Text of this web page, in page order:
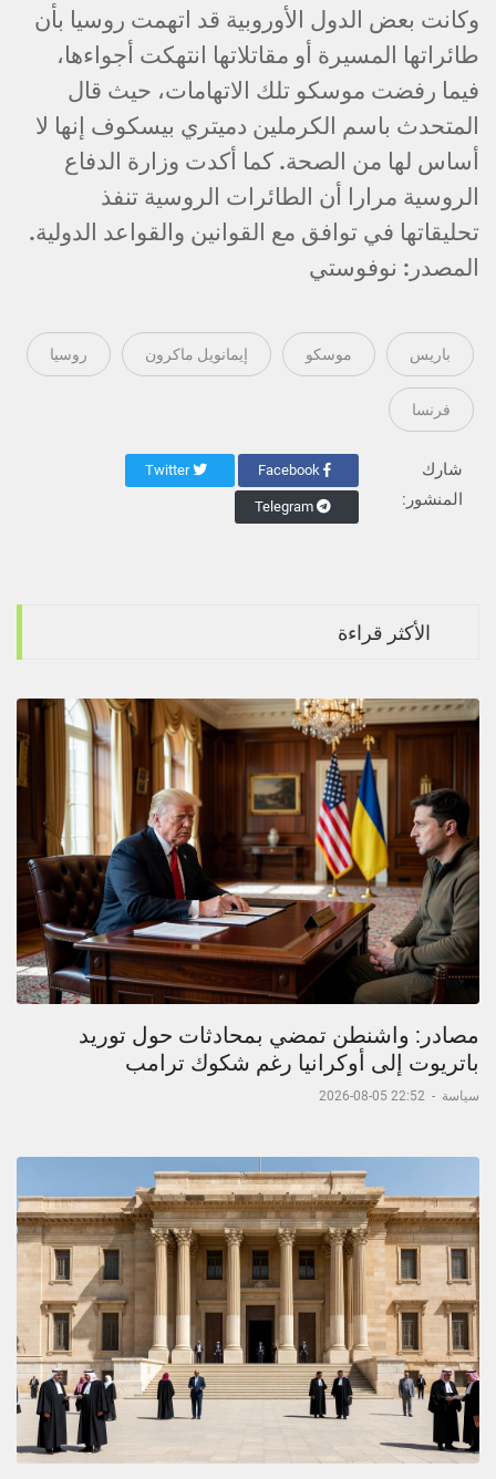
وكانت بعض الدول الأوروبية قد اتهمت روسيا بأن
طائراتها المسيرة أو مقاتلاتها انتهكت أجواءها،
فيما رفضت موسكو تلك الاتهامات، حيث قال
المتحدث باسم الكرملين دميتري بيسكوف إنها لا
أساس لها من الصحة. كما أكدت وزارة الدفاع
الروسية مرارا أن الطائرات الروسية تنفذ
تحليقاتها في توافق مع القوانين والقواعد الدولية.
المصدر: نوفوستي
باريس موسكو إيمانويل ماكرون روسيا
فرنسا
شارك
المنشور:
Facebook
Twitter
Telegram
الأكثر قراءة
مصادر: واشنطن تمضي بمحادثات حول توريد
باتريوت إلى أوكرانيا رغم شكوك ترامب
سياسة -
22:52 05-08-2026